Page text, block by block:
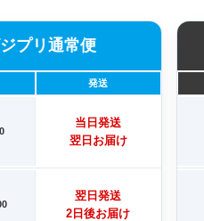
プリ通常便
発送
当日発送
翌日お届け
翌日発送
2日後お届け